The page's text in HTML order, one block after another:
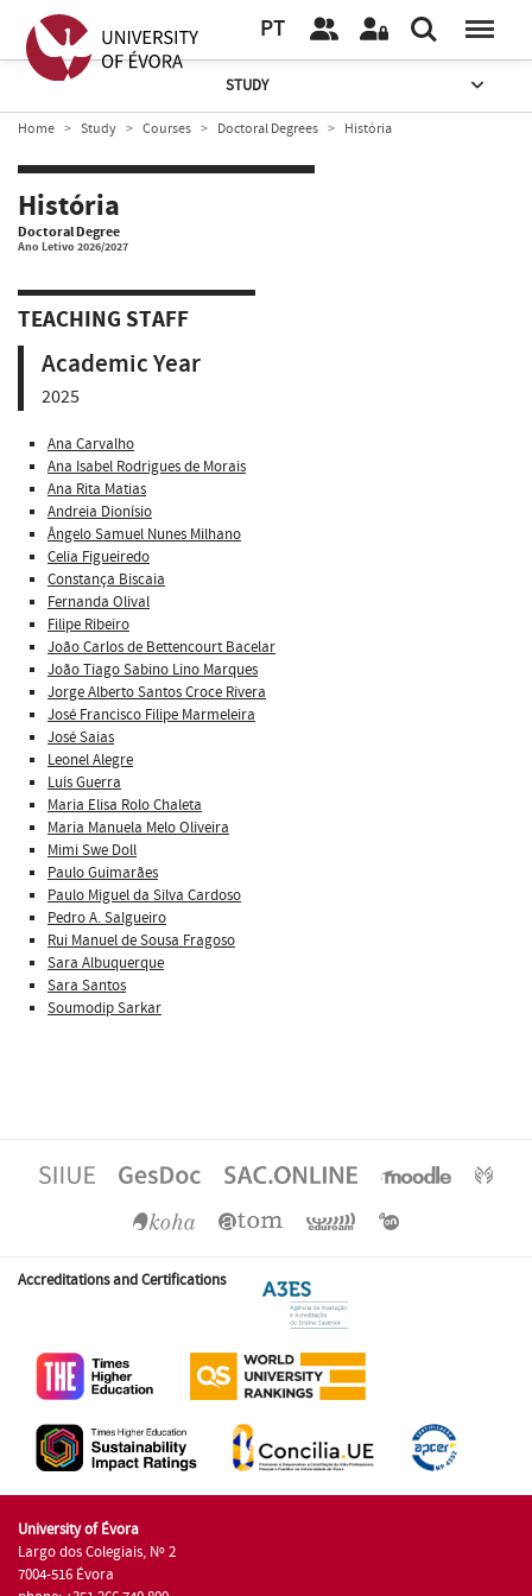
PT
STUDY
Home Study Courses Doctoral Degrees História
História
Doctoral Degree
Ano Letivo 2026/2027
TEACHING STAFF
Academic Year
2025
Ana Carvalho
Ana Isabel Rodrigues de Morais
Ana Rita Matias
Andreia Dionísio
Ângelo Samuel Nunes Milhano
Celia Figueiredo
Constança Biscaia
Fernanda Olival
Filipe Ribeiro
João Carlos de Bettencourt Bacelar
João Tiago Sabino Lino Marques
Jorge Alberto Santos Croce Rivera
José Francisco Filipe Marmeleira
José Saias
Leonel Alegre
Luís Guerra
Maria Elisa Rolo Chaleta
Maria Manuela Melo Oliveira
Mimi Swe Doll
Paulo Guimarães
Paulo Miguel da Silva Cardoso
Pedro A. Salgueiro
Rui Manuel de Sousa Fragoso
Sara Albuquerque
Sara Santos
Soumodip Sarkar
Accreditations and Certifications
University of Évora
Largo dos Colegiais, Nº 2
7004-516 Évora